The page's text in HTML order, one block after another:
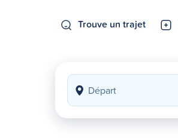
Trouve un trajet